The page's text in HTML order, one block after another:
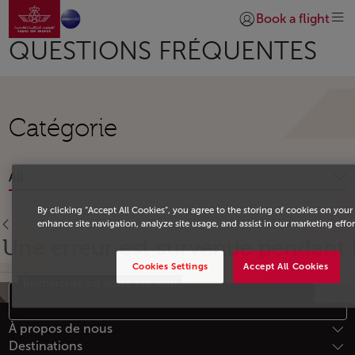
Saut au contenu principal
Aller à la page accueil
Se connecter |
Book a flight
QUESTIONS FRÉQUENTES
Catégorie
All
Une erreur est survenue
Bas de page Plan du site
Rechercher sur notre site web
À propos de nous
Destinations
By clicking “Accept All Cookies”, you agree to the storing of cookies on
enhance site navigation, analyze site usage, and assist in our marketing
Accept All Cookies
Cookies Settings